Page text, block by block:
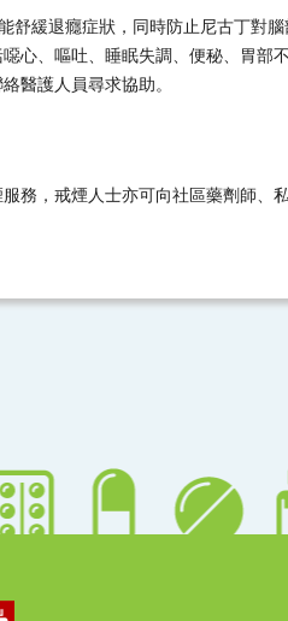
舒緩退癮症狀，同時防止尼古丁對
心、嘔吐、睡眠失調、便秘、胃部
醫護人員尋求協助。
務，戒煙人士亦可向社區藥劑師、